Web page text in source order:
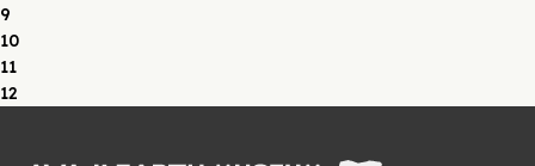
9
10
11
12